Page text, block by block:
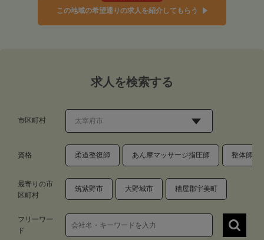
この地域の希望通りの求人を紹介してもらう
求人を検索する
市区町村
資格 柔道整復師 あん摩マッサージ指圧師 整体師・
最寄りの市
区町村
筑紫野市 大野城市 糟屋郡宇美町
フリーワー
ド